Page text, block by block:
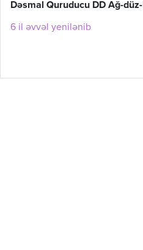
Dəsmal Quruducu DD Ağ-
6 il əvvəl yenilənib